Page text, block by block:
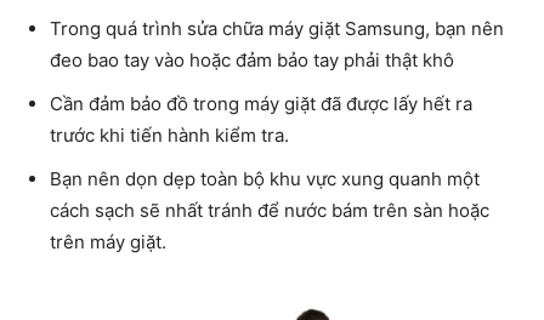
Trong quá trình sửa chữa máy giặt Samsung, bạn nên
đeo bao tay vào hoặc đảm bảo tay phải thật khô
Cần đảm bảo đồ trong máy giặt đã được lấy hết ra
trước khi tiến hành kiểm tra.
Bạn nên dọn dẹp toàn bộ khu vực xung quanh một
cách sạch sẽ nhất tránh để nước bám trên sàn hoặc
trên máy giặt.